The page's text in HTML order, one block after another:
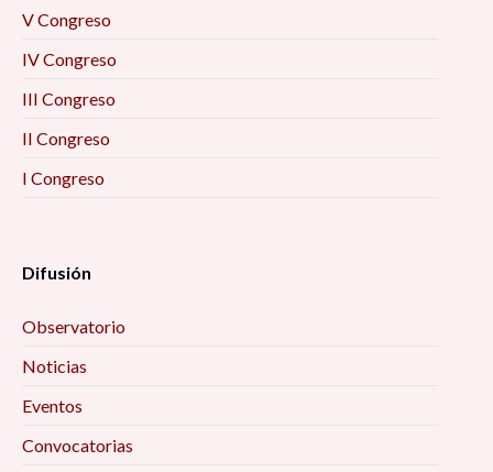
V Congreso
IV Congreso
III Congreso
II Congreso
I Congreso
Difusión
Observatorio
Noticias
Eventos
Convocatorias